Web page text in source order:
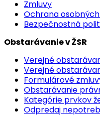
Zmluvy
Ochrana
Bezpečnostná
Obstarávanie v ŽSR
Verejné
Verejné
Formulárové
Obstarávanie
Kategórie prvkov
Odpredaj